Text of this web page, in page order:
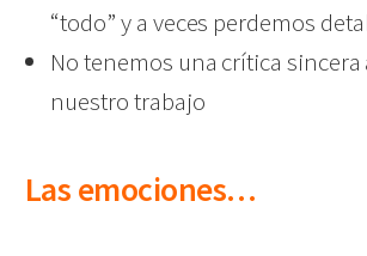
“todo” y a veces perdemos
No tenemos una crítica sincera
nuestro trabajo
Las emociones…